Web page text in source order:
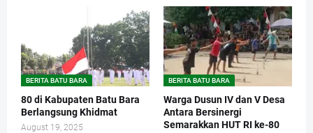
BERITA BATU BARA
80 di Kabupaten Batu Bara
Berlangsung Khidmat
August 19, 2025
BERITA BATU BARA
Warga Dusun IV dan V Desa
Antara Bersinergi
Semarakkan HUT RI ke-80